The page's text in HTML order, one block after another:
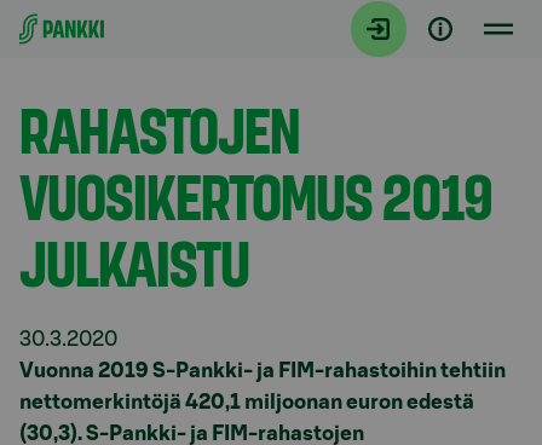
Siirry suoraan sisältöön
Tiedotteet
RAHASTOJEN
VUOSIKERTOMUS 2019
JULKAISTU
30.3.2020
Vuonna 2019 S-Pankki- ja FIM-rahastoihin tehtiin
nettomerkintöjä 420,1 miljoonan euron edestä
(30,3). S-Pankki- ja FIM-rahastojen